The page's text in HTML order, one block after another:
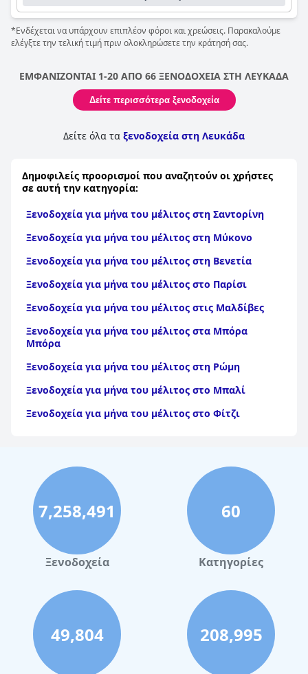
στην παραλία.
*Ενδέχεται να υπάρχουν επιπλέον φόροι και χρεώσεις. Παρακαλούμε
ελέγξτε την τελική τιμή πριν ολοκληρώσετε την κράτησή σας.
ΕΜΦΑΝΙΖΟΝΤΑΙ 1-20 ΑΠΟ 66 ΞΕΝΟΔΟΧΕΙΑ ΣΤΗ ΛΕΥΚΑΔΑ
Δείτε περισσότερα ξενοδοχεία
Δείτε όλα τα ξενοδοχεία στη Λευκάδα
Δημοφιλείς προορισμοί που αναζητούν οι χρήστες
σε αυτή την κατηγορία:
Ξενοδοχεία για μήνα του μέλιτος στη Σαντορίνη
Ξενοδοχεία για μήνα του μέλιτος στη Μύκονο
Ξενοδοχεία για μήνα του μέλιτος στη Βενετία
Ξενοδοχεία για μήνα του μέλιτος στο Παρίσι
Ξενοδοχεία για μήνα του μέλιτος στις Μαλδίβες
Ξενοδοχεία για μήνα του μέλιτος στα Μπόρα
Μπόρα
Ξενοδοχεία για μήνα του μέλιτος στη Ρώμη
Ξενοδοχεία για μήνα του μέλιτος στο Μπαλί
Ξενοδοχεία για μήνα του μέλιτος στο Φίτζι
7,258,491
Ξενοδοχεία
60
Κατηγορίες
49,804 208,995